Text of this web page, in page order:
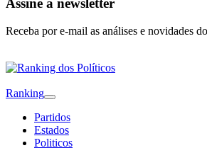
Assine a newsletter
Receba por e-mail as análises e novidades
Ranking
Partidos
Estados
Politicos